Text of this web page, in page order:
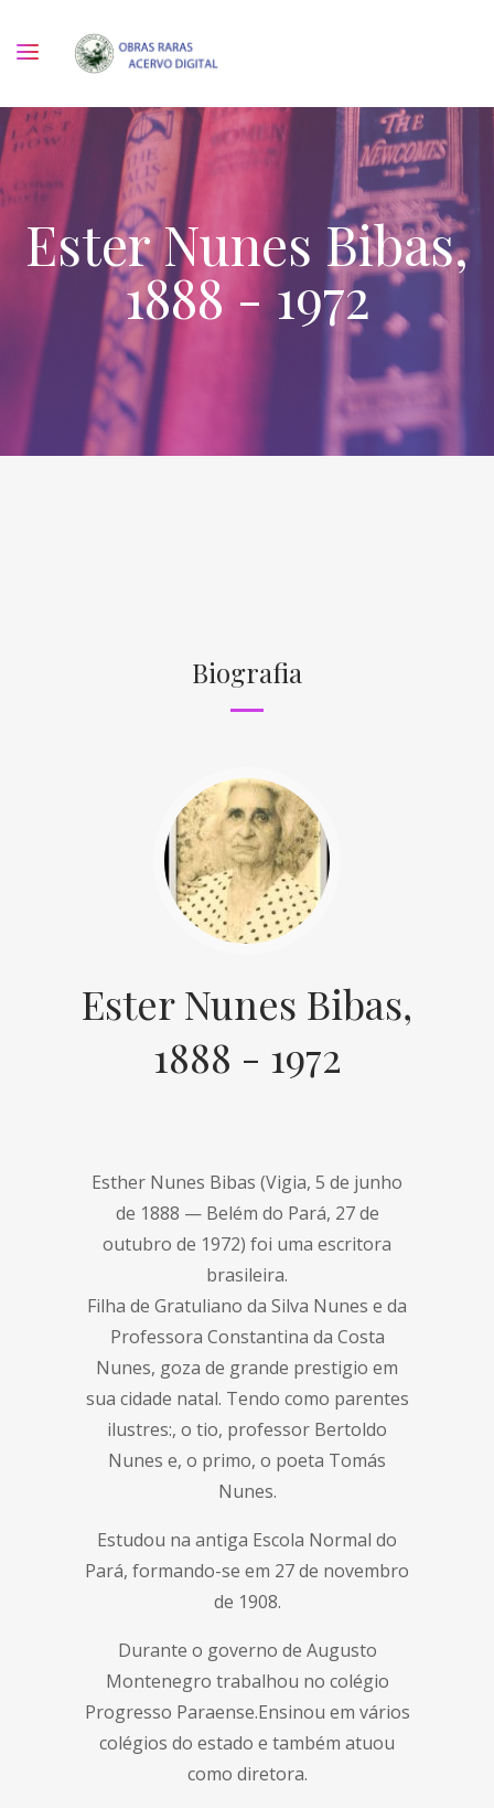
Ester Nunes Bibas,
1888 - 1972
Biografia
Ester Nunes Bibas,
1888 - 1972
Esther Nunes Bibas (Vigia, 5 de junho
de 1888 — Belém do Pará, 27 de
outubro de 1972) foi uma escritora
brasileira.
Filha de Gratuliano da Silva Nunes e da
Professora Constantina da Costa
Nunes, goza de grande prestigio em
sua cidade natal. Tendo como parentes
ilustres:, o tio, professor Bertoldo
Nunes e, o primo, o poeta Tomás
Nunes.
Estudou na antiga Escola Normal do
Pará, formando-se em 27 de novembro
de 1908.
Durante o governo de Augusto
Montenegro trabalhou no colégio
Progresso Paraense.Ensinou em vários
colégios do estado e também atuou
como diretora.